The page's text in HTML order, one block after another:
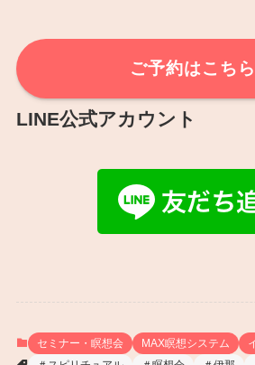
ご予約はこちら
LINE公式アカウント
セミナー・瞑想会 MAX瞑想システム